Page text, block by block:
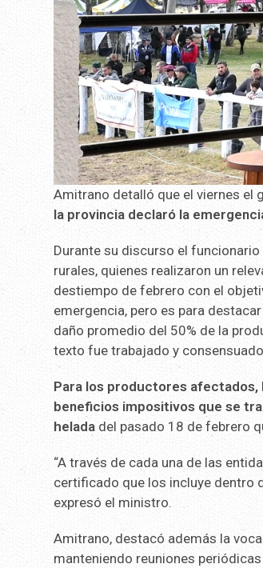
Amitrano detalló que el viernes el
la provincia declaró la
Durante su discurso el
rurales, quienes realizaron un
destiempo de febrero con el
emergencia, pero es para
daño promedio del 50% de la
texto fue trabajado y
Para los productores
beneficios impositivos que se
helada del pasado 18 de febrero
“A través de cada una de las
certificado que los incluye dentro
expresó el ministro.
Amitrano, destacó además la
manteniendo reuniones